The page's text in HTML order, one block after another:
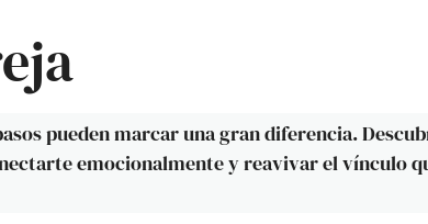
pueden marcar una gran diferencia.
emocionalmente y reavivar el vínculo